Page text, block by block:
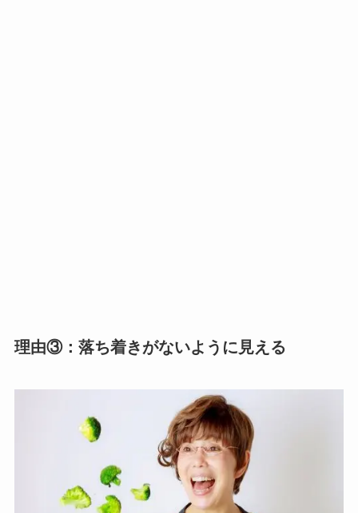
理由③：落ち着きがないように見える